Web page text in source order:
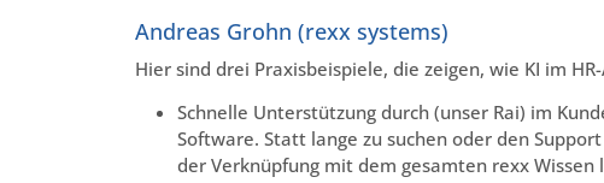
Andreas Grohn (rexx systems)
Hier sind drei Praxisbeispiele, die zeigen, wie KI im
Schnelle Unterstützung durch (unser Rai) im
Software. Statt lange zu suchen oder den
der Verknüpfung mit dem gesamten rexx